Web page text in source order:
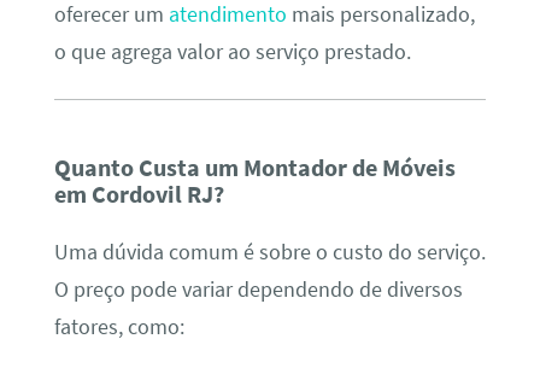
oferecer um atendimento mais personalizado,
o que agrega valor ao serviço prestado.
Quanto Custa um Montador de Móveis
em Cordovil RJ?
Uma dúvida comum é sobre o custo do serviço.
O preço pode variar dependendo de diversos
fatores, como: